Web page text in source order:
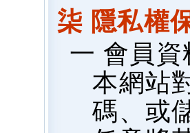
柒 隱私權
一 會員資
本網站
碼、或